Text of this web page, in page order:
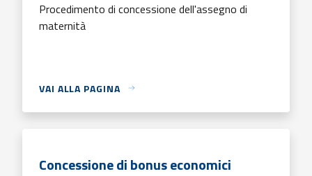
Procedimento di concessione dell'assegno di
maternità
VAI ALLA PAGINA
Concessione di bonus economici